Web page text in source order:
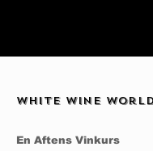
White wine world
En Aftens Vinkurs